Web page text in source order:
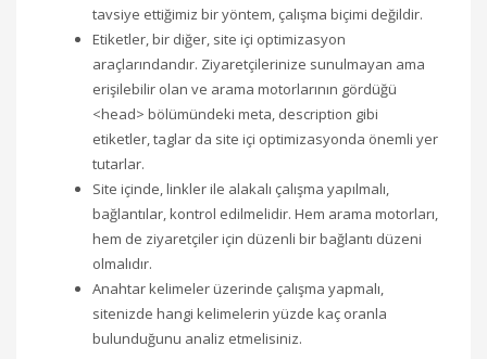
tavsiye ettiğimiz bir yöntem, çalışma biçimi değildir.
Etiketler, bir diğer, site içi optimizasyon
araçlarındandır. Ziyaretçilerinize sunulmayan ama
erişilebilir olan ve arama motorlarının gördüğü
<head> bölümündeki meta, description gibi
etiketler, taglar da site içi optimizasyonda önemli yer
tutarlar.
Site içinde, linkler ile alakalı çalışma yapılmalı,
bağlantılar, kontrol edilmelidir. Hem arama motorları,
hem de ziyaretçiler için düzenli bir bağlantı düzeni
olmalıdır.
Anahtar kelimeler üzerinde çalışma yapmalı,
sitenizde hangi kelimelerin yüzde kaç oranla
bulunduğunu analiz etmelisiniz.